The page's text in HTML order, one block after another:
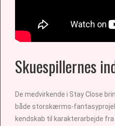
Skuespillernes
De medvirkende i Stay Close
både storskærms-
kendskab til karakterarbejde fra